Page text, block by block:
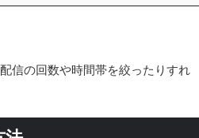
信の回数や時間帯を絞ったりすれ